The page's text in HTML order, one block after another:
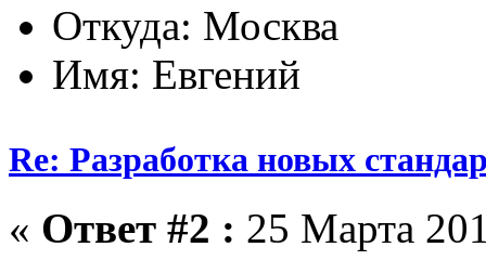
Откуда: Москва
Имя: Евгений
Re: Разработка новых
« Ответ #2 : 25 Марта